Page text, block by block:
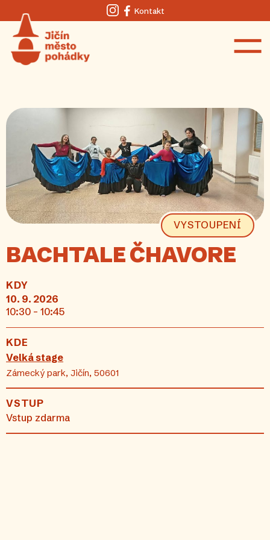
Instagram
Facebook
Kontakt
VYSTOUPENÍ
BACHTALE ČHAVORE
KDY
10. 9. 2026
10:30 - 10:45
KDE
Velká stage
Zámecký park, Jičín, 50601
VSTUP
Vstup zdarma